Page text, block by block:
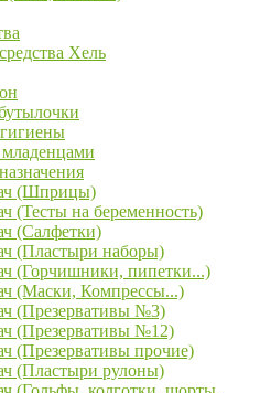
Хель
младенцами
(Шприцы)
(Тесты на беременность)
(Салфетки)
(Пластыри наборы)
(Горчишники, пипетки...)
(Маски, Компрессы...)
(Презервативы №3)
(Презервативы №12)
(Презервативы прочие)
(Пластыри рулоны)